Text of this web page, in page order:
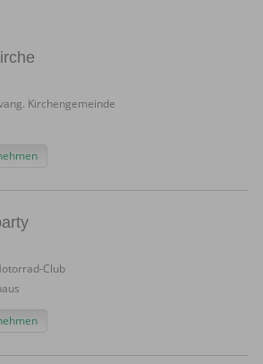
Kirchengemeinde
Club